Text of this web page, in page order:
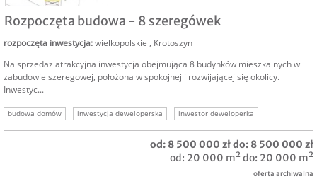
Rozpoczęta budowa - 8 szeregówek
rozpoczęta inwestycja:wielkopolskie , Krotoszyn
Na sprzedaż atrakcyjna inwestycja obejmująca 8 budynków mieszkalnych w
zabudowie szeregowej, położona w spokojnej i rozwijającej się okolicy.
Inwestyc...
budowa domów inwestycja deweloperska
inwestor deweloperka
sprzedam rozpoczętą inwestycję
sprzedam inwestycję deweloper
inwestor budownictwo
od: 8 500 000 zł do: 8 500 000 zł
od: 20 000 m² do: 20 000 m²
oferta archiwalna